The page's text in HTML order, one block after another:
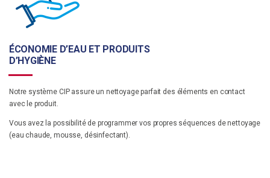
ÉCONOMIE D’EAU ET PRODUITS
D’HYGIÈNE
Notre système CIP assure un nettoyage parfait des éléments en contact
avec le produit.
Vous avez la possibilité de programmer vos propres séquences de nettoyage
(eau chaude, mousse, désinfectant).